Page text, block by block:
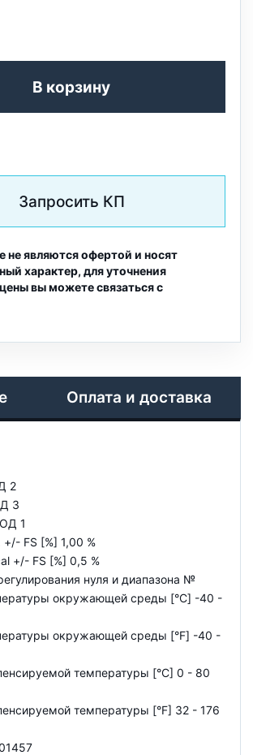
В корзину
Запросить КП
не являются офертой и носят
характер, для уточнения
вы можете связаться с
Оплата и доставка
2
3
1
FS [%] 1,00 %
+/- FS [%] 0,5 %
нуля и диапазона №
окружающей среды [°C] -40 -
окружающей среды [°F] -40 -
температуры [°C] 0 - 80
температуры [°F] 32 - 176